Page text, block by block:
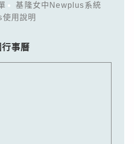
基隆女中Newplus系統
用說明
事曆